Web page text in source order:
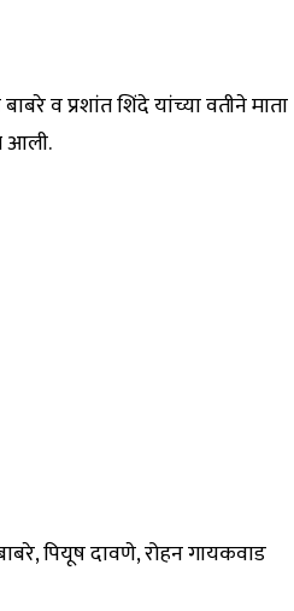
व प्रशांत शिंदे यांच्या वतीने माता
आली.
पियूष दावणे, रोहन गायकवाड